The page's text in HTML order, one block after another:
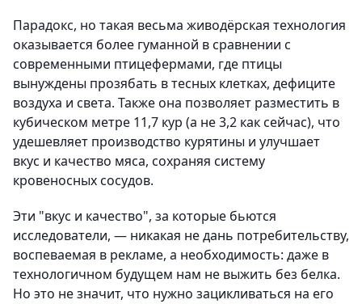
Парадокс, но такая весьма живодёрская технология
оказывается более гуманной в сравнении с
современными птицефермами, где птицы
вынуждены прозябать в тесных клетках, дефиците
воздуха и света. Также она позволяет разместить в
кубическом метре 11,7 кур (а не 3,2 как сейчас), что
удешевляет производство курятины и улучшает
вкус и качество мяса, сохраняя систему
кровеносных сосудов.
Эти "вкус и качество", за которые бьются
исследователи, — никакая не дань потребительству,
воспеваемая в рекламе, а необходимость: даже в
технологичном будущем нам не выжить без белка.
Но это не значит, что нужно зацикливаться на его